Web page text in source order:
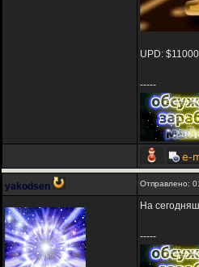
UPD:
-----
yakodsen Отправлено:
На
-----